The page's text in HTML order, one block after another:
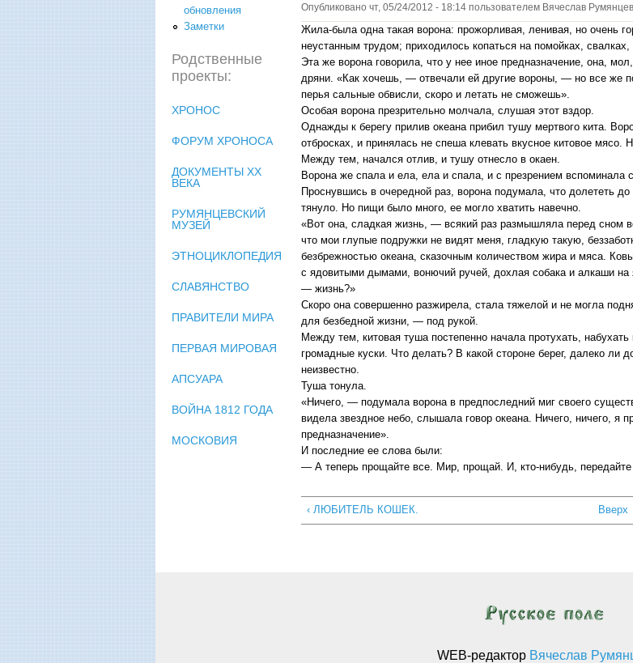
Опубликовано чт, 05/24/2012 - 18:14 пользователем Вячеслав Румянцев
Жила-была одна такая ворона: прожорливая, ленивая, но очень
неустанным трудом; приходилось копаться на помойках, свалках,
Эта же ворона говорила, что у нее иное предназначение, она,
дряни. «Как хочешь, — отвечали ей другие вороны, — но все же
перья сальные обвисли, скоро и летать не сможешь».
Особая ворона презрительно молчала, слушая этот вздор.
Однажды к берегу прилив океана прибил тушу мертвого кита.
отбросках, и принялась не спеша клевать вкусное китовое мясо.
Между тем, начался отлив, и тушу отнесло в окаен.
Ворона же спала и ела, ела и спала, и с презрением вспоминала
Проснувшись в очередной раз, ворона подумала, что долететь
тянуло. Но пищи было много, ее могло хватить навечно.
«Вот она, сладкая жизнь, — всякий раз размышляла перед сном
что мои глупые подружки не видят меня, гладкую такую,
безбрежностью океана, сказочным количеством жира и мяса.
с ядовитыми дымами, вонючий ручей, дохлая собака и алкаши
— жизнь?»
Скоро она совершенно разжирела, стала тяжелой и не могла
для безбедной жизни, — под рукой.
Между тем, китовая туша постепенно начала протухать,
громадные куски. Что делать? В какой стороне берег, далеко
неизвестно.
Туша тонула.
«Ничего, — подумала ворона в предпоследний миг своего
видела звездное небо, слышала говор океана. Ничего, ничего, я
предназначение».
И последние ее слова были:
— А теперь прощайте все. Мир, прощай. И, кто-нибудь,
‹ ЛЮБИТЕЛЬ КОШЕК. Вверх
обновления
Заметки
Родственные
проекты:
ХРОНОС
ФОРУМ ХРОНОСА
ДОКУМЕНТЫ XX
ВЕКА
РУМЯНЦЕВСКИЙ
МУЗЕЙ
ЭТНОЦИКЛОПЕДИЯ
СЛАВЯНСТВО
ПРАВИТЕЛИ МИРА
ПЕРВАЯ МИРОВАЯ
АПСУАРА
ВОЙНА 1812 ГОДА
МОСКОВИЯ
WEB-редактор Вячеслав